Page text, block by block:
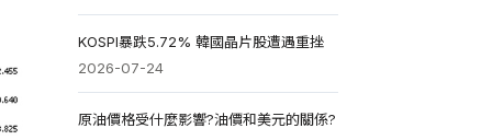
KOSPI暴跌5.72% 韓國晶片股遭遇重挫
2026-07-24
原油價格受什麼影響?油價和美元的關係?